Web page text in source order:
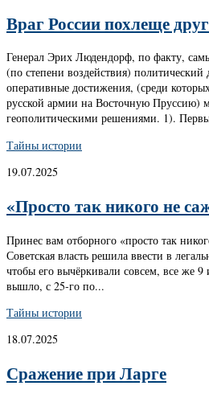
Враг России похлеще
Генерал Эрих Людендорф, по факту,
(по степени воздействия) политический
оперативные достижения, (среди
русской армии на Восточную Пруссию)
геополитическими решениями. 1).
Тайны истории
19.07.2025
«Просто так никого не
Принес вам отборного «просто так
Советская власть решила ввести в
чтобы его вычёркивали совсем, все же
вышло, с 25-го по...
Тайны истории
18.07.2025
Сражение при Ларге